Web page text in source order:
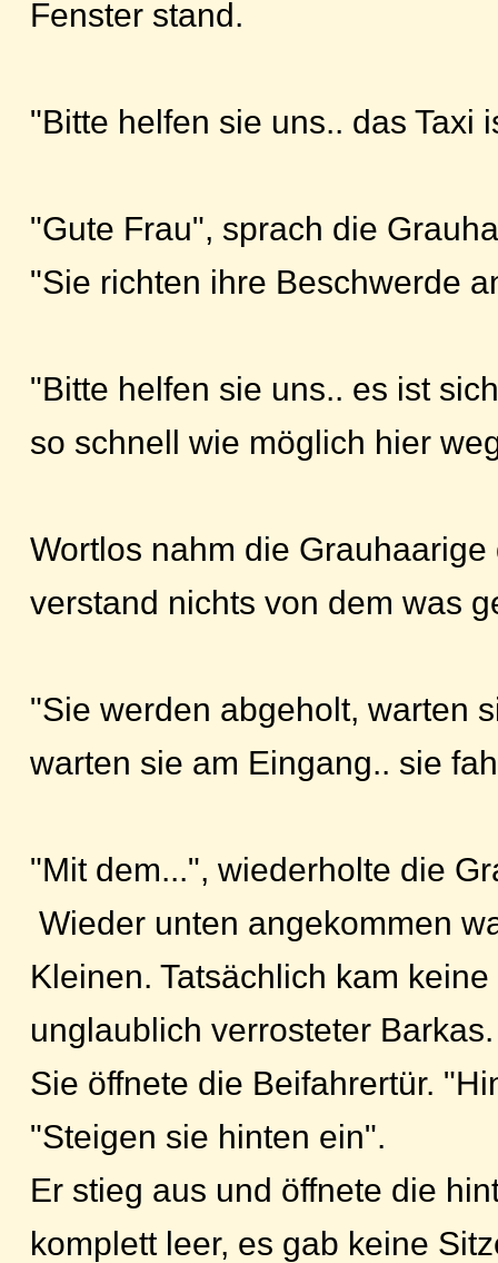
Fenster stand.
"Bitte helfen sie uns.. das Taxi
"Gute Frau", sprach die
"Sie richten ihre Beschwerde
"Bitte helfen sie uns.. es ist
so schnell wie möglich hier
Wortlos nahm die
verstand nichts von dem was
"Sie werden abgeholt, warten
warten sie am Eingang.. sie
"Mit dem...", wiederholte die
Wieder unten angekommen
Kleinen. Tatsächlich kam
unglaublich verrosteter
Sie öffnete die Beifahrertür.
"Steigen sie hinten ein".
Er stieg aus und öffnete die
komplett leer, es gab keine